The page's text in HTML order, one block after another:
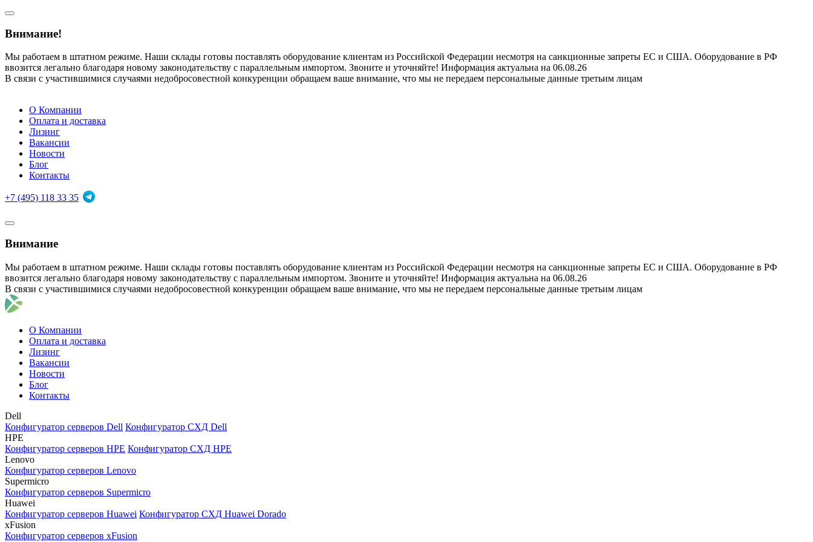
Внимание!
Мы работаем в штатном режиме. Наши склады готовы поставлять оборудование клиентам из Российской Федерации несмотря на санкционные запреты ЕС и США. Оборудование в РФ
ввозится легально благодаря новому законодательству с параллельным импортом. Звоните и уточняйте! Информация актуальна на 06.08.26
В связи с участившимися случаями недобросовестной конкуренции обращаем ваше внимание, что мы не передаем персональные данные третьим лицам
О Компании
Оплата и доставка
Лизинг
Вакансии
Новости
Блог
Контакты
+7 (495) 118 33 35
Внимание
Мы работаем в штатном режиме. Наши склады готовы поставлять оборудование клиентам из Российской Федерации несмотря на санкционные запреты ЕС и США. Оборудование в РФ
ввозится легально благодаря новому законодательству с параллельным импортом. Звоните и уточняйте! Информация актуальна на 06.08.26
В связи с участившимися случаями недобросовестной конкуренции обращаем ваше внимание, что мы не передаем персональные данные третьим лицам
О Компании
Оплата и доставка
Лизинг
Вакансии
Новости
Блог
Контакты
Dell
Конфигуратор серверов Dell Конфигуратор СХД Dell
HPE
Конфигуратор серверов HPE Конфигуратор СХД HPE
Lenovo
Конфигуратор серверов Lenovo
Supermicro
Конфигуратор серверов Supermicro
Huawei
Конфигуратор серверов Huawei Конфигуратор СХД Huawei Dorado
xFusion
Конфигуратор серверов xFusion